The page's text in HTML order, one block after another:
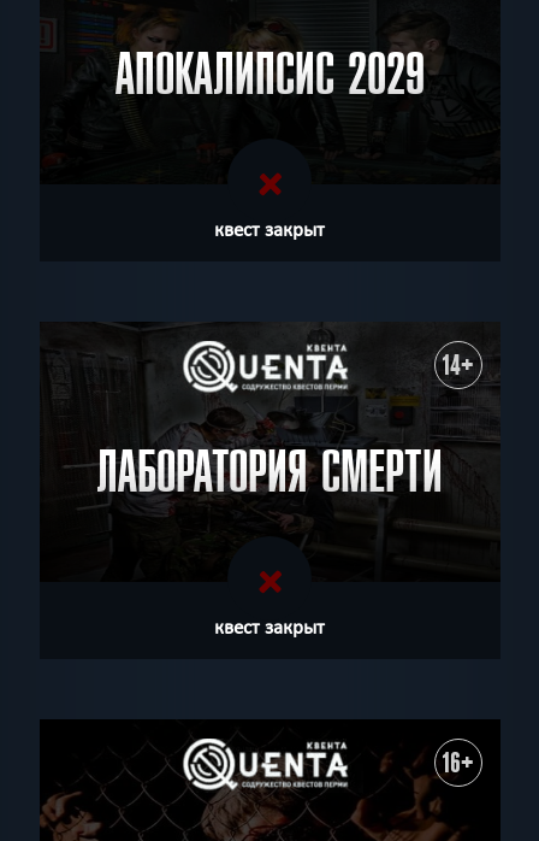
АПОКАЛИПСИС 2029
квест закрыт
14+
ЛАБОРАТОРИЯ СМЕРТИ
квест закрыт
16+